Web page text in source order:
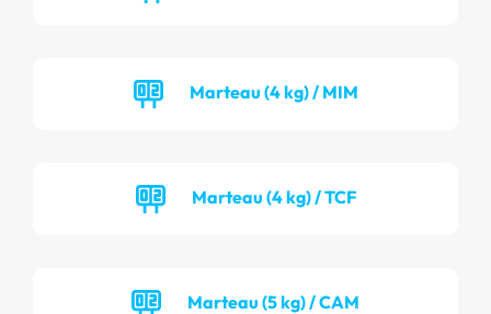
Marteau (4 kg) / MIM
Marteau (4 kg) / TCF
Marteau (5 kg) / CAM